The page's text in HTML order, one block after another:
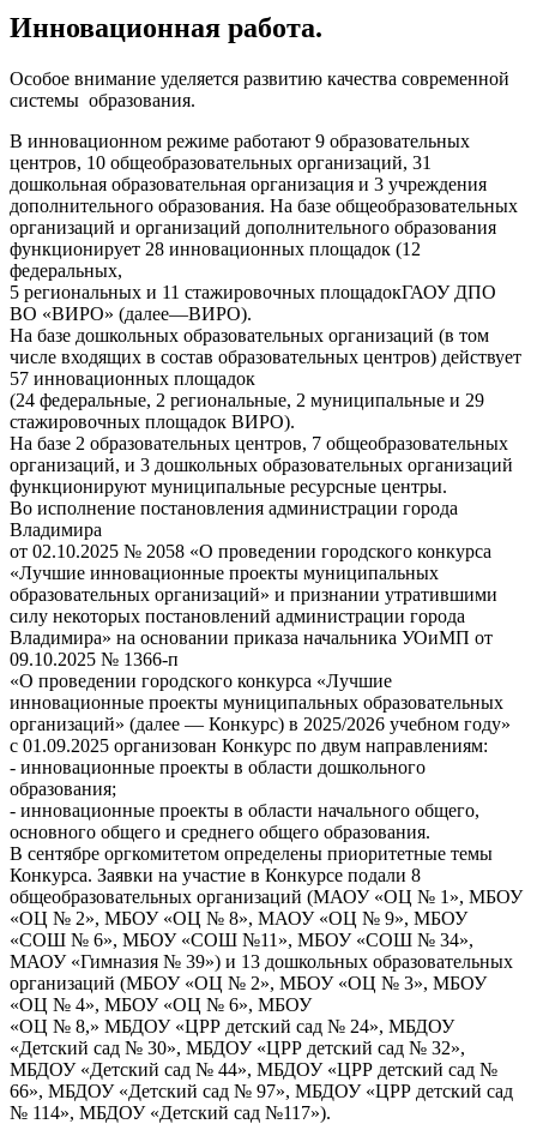
Инновационная работа.
Особое внимание уделяется развитию качества современной
системы образования.
В инновационном режиме работают 9 образовательных
центров, 10 общеобразовательных организаций, 31
дошкольная образовательная организация и 3 учреждения
дополнительного образования. На базе общеобразовательных
организаций и организаций дополнительного образования
функционирует 28 инновационных площадок (12
федеральных,
5 региональных и 11 стажировочных площадокГАОУ ДПО
ВО «ВИРО» (далее—ВИРО).
На базе дошкольных образовательных организаций (в том
числе входящих в состав образовательных центров) действует
57 инновационных площадок
(24 федеральные, 2 региональные, 2 муниципальные и 29
стажировочных площадок ВИРО).
На базе 2 образовательных центров, 7 общеобразовательных
организаций, и 3 дошкольных образовательных организаций
функционируют муниципальные ресурсные центры.
Во исполнение постановления администрации города
Владимира
от 02.10.2025 № 2058 «О проведении городского конкурса
«Лучшие инновационные проекты муниципальных
образовательных организаций» и признании утратившими
силу некоторых постановлений администрации города
Владимира» на основании приказа начальника УОиМП от
09.10.2025 № 1366-п
«О проведении городского конкурса «Лучшие
инновационные проекты муниципальных образовательных
организаций» (далее — Конкурс) в 2025/2026 учебном году»
с 01.09.2025 организован Конкурс по двум направлениям:
- инновационные проекты в области дошкольного
образования;
- инновационные проекты в области начального общего,
основного общего и среднего общего образования.
В сентябре оргкомитетом определены приоритетные темы
Конкурса. Заявки на участие в Конкурсе подали 8
общеобразовательных организаций (МАОУ «ОЦ № 1», МБОУ
«ОЦ № 2», МБОУ «ОЦ № 8», МАОУ «ОЦ № 9», МБОУ
«СОШ № 6», МБОУ «СОШ №11», МБОУ «СОШ № 34»,
МАОУ «Гимназия № 39») и 13 дошкольных образовательных
организаций (МБОУ «ОЦ № 2», МБОУ «ОЦ № 3», МБОУ
«ОЦ № 4», МБОУ «ОЦ № 6», МБОУ
«ОЦ № 8,» МБДОУ «ЦРР детский сад № 24», МБДОУ
«Детский сад № 30», МБДОУ «ЦРР детский сад № 32»,
МБДОУ «Детский сад № 44», МБДОУ «ЦРР детский сад №
66», МБДОУ «Детский сад № 97», МБДОУ «ЦРР детский сад
№ 114», МБДОУ «Детский сад №117»).